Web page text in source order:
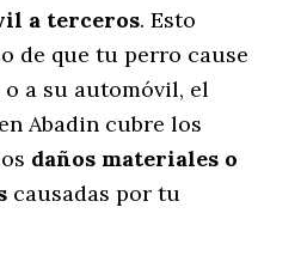
a terceros. Esto
de que tu perro cause
a su automóvil, el
Abadin cubre los
daños materiales o
causadas por tu